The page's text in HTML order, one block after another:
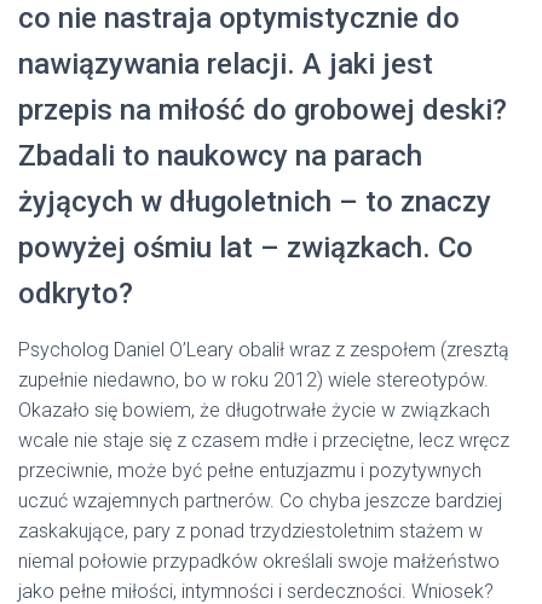
co nie nastraja optymistycznie do
nawiązywania relacji. A jaki jest
przepis na miłość do grobowej deski?
Zbadali to naukowcy na parach
żyjących w długoletnich – to znaczy
powyżej ośmiu lat – związkach. Co
odkryto?
Psycholog Daniel O’Leary obalił wraz z zespołem (zresztą
zupełnie niedawno, bo w roku 2012) wiele stereotypów.
Okazało się bowiem, że długotrwałe życie w związkach
wcale nie staje się z czasem mdłe i przeciętne, lecz wręcz
przeciwnie, może być pełne entuzjazmu i pozytywnych
uczuć wzajemnych partnerów. Co chyba jeszcze bardziej
zaskakujące, pary z ponad trzydziestoletnim stażem w
niemal połowie przypadków określali swoje małżeństwo
jako pełne miłości, intymności i serdeczności. Wniosek?